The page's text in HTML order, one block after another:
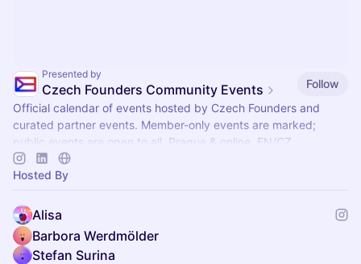
Presented by
Czech Founders Community Events
Follow
Official calendar of events hosted by Czech Founders and
curated partner events. Member-only events are marked;
public events are open to all. Prague & online, EN/CZ.
Hosted By
Alisa
Barbora Werdmölder
Stefan Surina